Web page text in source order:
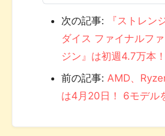
次の記事:
『ストレン
ダイス ファイナルフ
ジン』は初週4.7万本！
前の記事: AMD、
は4月20日！ 6モデル